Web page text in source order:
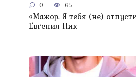
0 65
«Мажор. Я тебя (не)
Евгения Ник